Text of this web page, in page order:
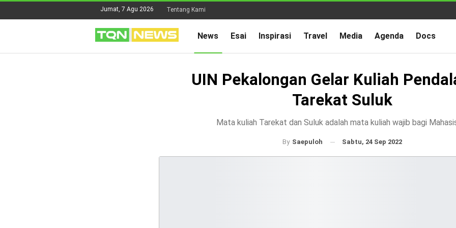
Jumat, 7 Agu 2026 Tentang Kami
News Esai Inspirasi Travel Media Agenda Docs
UIN Pekalongan Gelar Kuliah
Tarekat Suluk
Mata kuliah Tarekat dan Suluk adalah mata kuliah wajib bagi
By Saepuloh Sabtu, 24 Sep 2022